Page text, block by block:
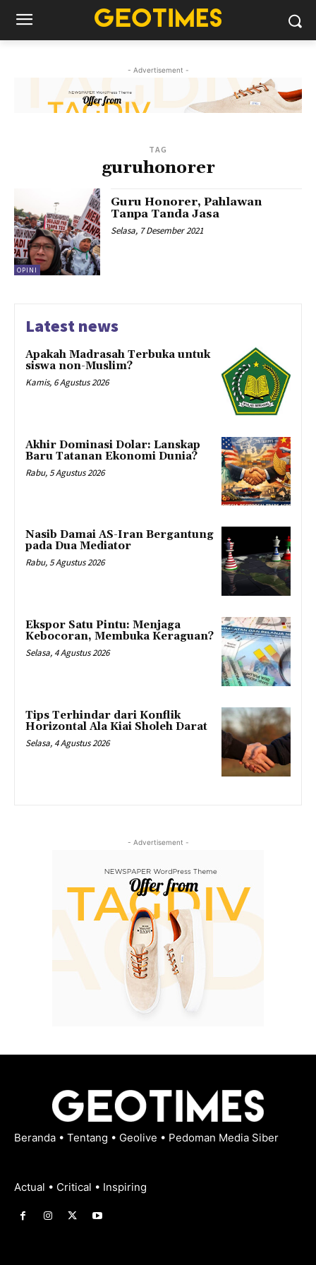
- Advertisement -
TAG
guruhonorer
OPINI
Guru Honorer, Pahlawan
Tanpa Tanda Jasa
Selasa, 7 Desember 2021
Latest news
Apakah Madrasah Terbuka untuk
siswa non-Muslim?
Kamis, 6 Agustus 2026
Akhir Dominasi Dolar: Lanskap
Baru Tatanan Ekonomi Dunia?
Rabu, 5 Agustus 2026
Nasib Damai AS-Iran Bergantung
pada Dua Mediator
Rabu, 5 Agustus 2026
Ekspor Satu Pintu: Menjaga
Kebocoran, Membuka Keraguan?
Selasa, 4 Agustus 2026
Tips Terhindar dari Konflik
Horizontal Ala Kiai Sholeh Darat
Selasa, 4 Agustus 2026
- Advertisement -
Beranda • Tentang • Geolive • Pedoman Media Siber
Actual • Critical • Inspiring